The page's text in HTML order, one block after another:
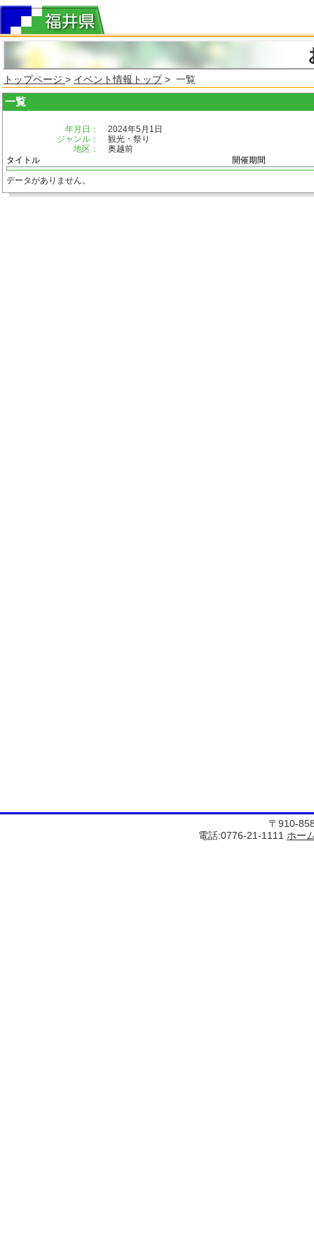
トップページ > イベント情報トップ> 一覧
一覧
年月日：
2024年5月1日
ジャンル：
観光・祭り
地区：
奥越前
タイトル
開催期間
データがありません。
〒910-
電話:0776-21-1111 ホー